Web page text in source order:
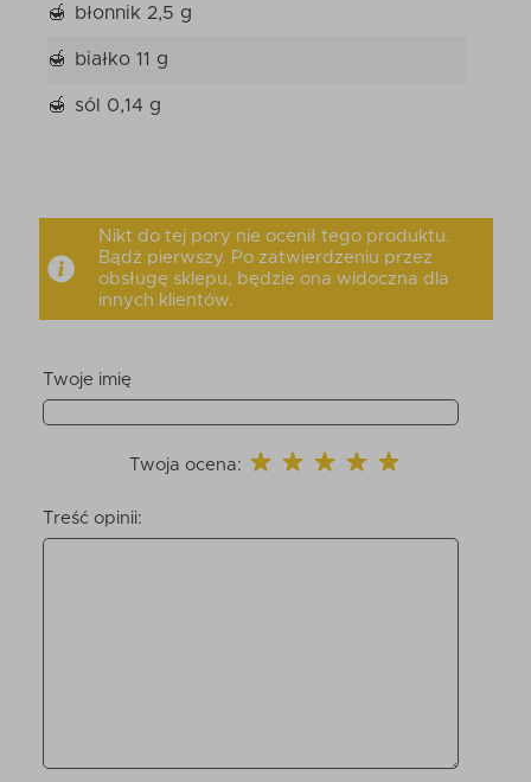
błonnik 2,5 g
białko 11 g
sól 0,14 g
Nikt do tej pory nie ocenił tego produktu.
Bądź pierwszy. Po zatwierdzeniu przez
obsługę sklepu, będzie ona widoczna dla
innych klientów.
Twoje imię
Twoja ocena:
Treść opinii: